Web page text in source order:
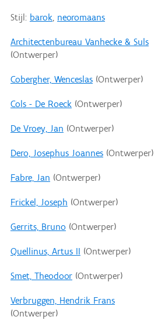
Stijl: barok, neoromaans
Architectenbureau Vanhecke & Suls
(Ontwerper)
Cobergher, Wenceslas(Ontwerper)
Cols - De Roeck(Ontwerper)
De Vroey, Jan (Ontwerper)
Dero, Josephus Joannes(Ontwerper)
Fabre, Jan (Ontwerper)
Frickel, Joseph (Ontwerper)
Gerrits, Bruno (Ontwerper)
Quellinus, Artus II (Ontwerper)
Smet, Theodoor(Ontwerper)
Verbruggen, Hendrik Frans
(Ontwerper)